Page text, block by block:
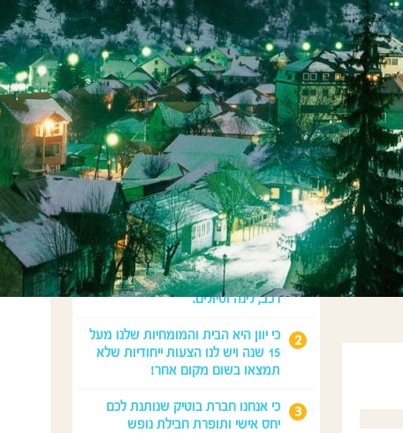
מדוע לנפוש איתנו?
כי נדאג לכל מה שצריך לחופשה
המושלמת שלכם: טיסות, השכרת
רכב, לינה וטיולים.
כי יוון היא הבית והמומחיות שלנו מעל
15 שנה ויש לנו הצעות ייחודיות שלא
תמצאו בשום מקום אחר!
כי אנחנו חברת בוטיק שנותנת לכם
יחס אישי ותופרת חבילת נופש